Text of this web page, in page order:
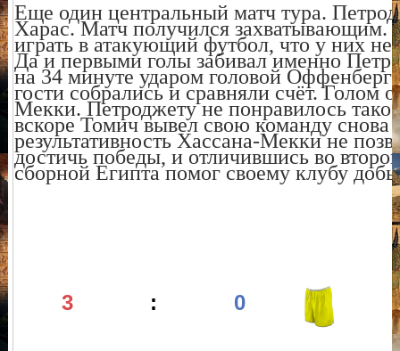
Еще один центральный матч тура.
Харас. Матч получился захватывающим.
играть в атакующий футбол, что у них
Да и первыми голы забивал именно
на 34 минуте ударом головой Оффенберг
гости собрались и сравняли счёт. Голом
Мекки. Петроджету не понравилось
вскоре Томич вывел свою команду снова
результативность Хассана-Мекки не
достичь победы, и отличившись во
сборной Египта помог своему клубу
3 : 0